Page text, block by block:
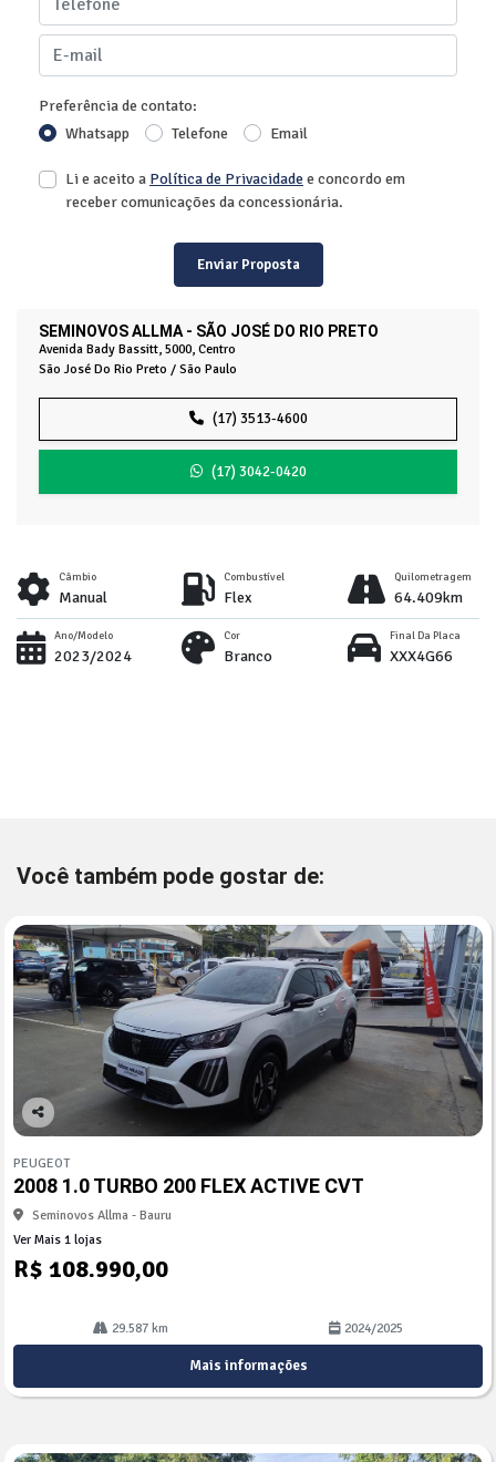
SEMINOVOS ALLMA - SÃO JOSÉ DO RIO PRETO
Avenida Bady Bassitt, 5000, Centro
São José Do Rio Preto / São Paulo
(17) 3513-4600
(17) 3042-0420
Preferência de contato:
Whatsapp
Telefone Email
Li e aceito a Política de Privacidadee concordo em
receber comunicações da concessionária.
Enviar Proposta
Câmbio
Manual
Combustível
Flex
Quilometragem
64.409km
Ano/Modelo
2023/2024
Cor
Branco
Final Da Placa
XXX4G66
Você também pode gostar de:
Co
arti
lhe
PEUGEOT
2008 1.0 TURBO 200 FLEX ACTIVE CVT
Seminovos Allma - Bauru
Ver Mais 1 lojas
R$ 108.990,00
29.587 km 2024/2025
Mais informações